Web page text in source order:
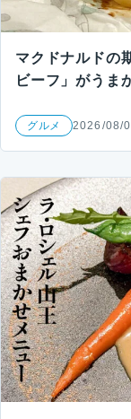
マクドナルドの
ビーフ」がうま
グルメ 2026/08/